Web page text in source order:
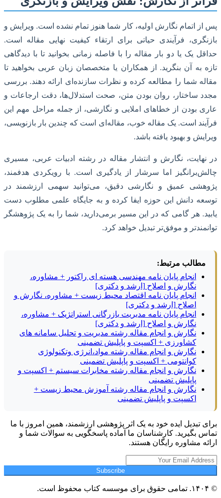
پس از اتمام نگارش اولیه، کار شما هنوز تمام نشده است. ویرایش و
بازنگری، فرآیندی حیاتی برای ارتقاء کیفیت نهایی مقاله است.
حداقل یک یا دو بار مقاله را با فاصله زمانی بخوانید تا با دیدگاهی
تازه به آن بنگرید. از همکاران یا متخصصان زبان عربی بخواهید تا
مقاله شما را مطالعه کرده و نظرات سازنده‌ای ارائه دهند. بررسی
مجدد ساختار، روان بودن متن، صحت استدلال‌ها، دقت ارجاعات و
عاری بودن از خطاهای املایی و نگارشی، از جمله مراحل مهم این
فرآیند است. یک مقاله خوب، مقاله‌ای است که چندین بار بازنویسی،
ویرایش و بهبود یافته باشد.
در نهایت، نگارش و انتشار مقاله در رشته ادبیات عربی، مسیری
چالش‌برانگیز اما سرشار از یادگیری است. با رویکردی هدفمند،
پژوهشی عمیق و نگارشی دقیق، می‌توانید سهمی ارزشمند در
توسعه دانش این حوزه ایفا کرده و به جایگاه علمی مطلوب دست
یابید. هر گامی که در این مسیر برمی‌دارید، شما را به یک پژوهشگر
توانمندتر و موفق‌تر تبدیل خواهد کرد.
مطالب مرتبط:
انجام پایان نامه مهندسی هسته ای راکتور + مشاوره،
نگارش و اصلاح [ارشد و دکتری]
انجام پایان نامه اقتصاد محیط زیست + مشاوره، نگارش و
اصلاح [ارشد و دکتری]
انجام پایان نامه مدیریت بازرگانی استراتژیک + مشاوره،
نگارش و اصلاح [ارشد و دکتری]
نگارش و انجام مقاله رشته مدیریت و تحلیل سامانه های
کشاورزی + اکسپت و پاپلیش تضمینی
نگارش و انجام مقاله رشته مواد،انرژی وتکنولوژی
کوانتومی + اکسپت و پاپلیش تضمینی
نگارش و انجام مقاله رشته مخابرات سیستم + اکسپت و
پاپلیش تضمینی
نگارش و انجام مقاله رشته آموزش محیط زیست +
اکسپت و پاپلیش تضمینی
برای تبدیل ایده خود به یک اثر پژوهشی ارزشمند، همین امروز با ما
تماس بگیرید. کارشناسان ما آماده پاسخگویی به سوالات شما و
ارائه مشاوره رایگان هستند.
Subscribe
© ۱۴۰۴. تمامی حقوق برای موسسه کتاب محفوظ است.